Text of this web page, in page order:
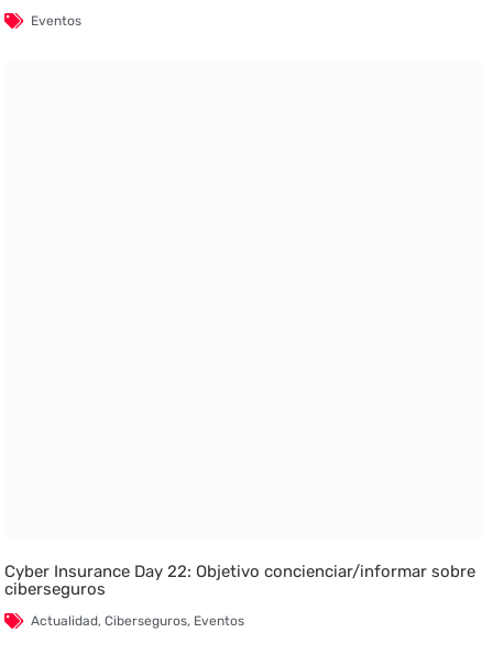
Eventos
Cyber Insurance Day 22: Objetivo concienciar/informar sobre
ciberseguros
Actualidad,Ciberseguros, Eventos